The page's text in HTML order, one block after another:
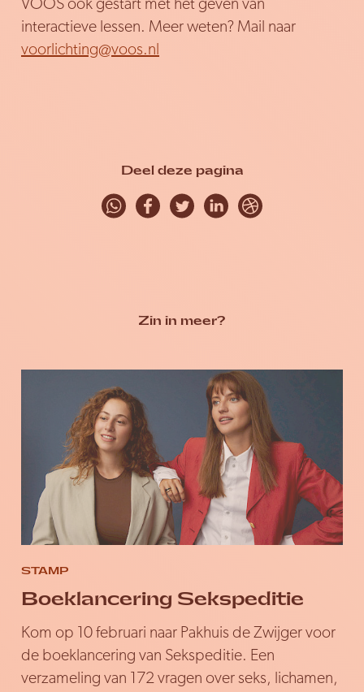
VOOS ook gestart met het geven van
interactieve lessen. Meer weten? Mail naar
voorlichting@voos.nl
Deel deze pagina
Zin in meer?
STAMP
Boeklancering Sekspeditie
Kom op 10 februari naar Pakhuis de Zwijger voor
de boeklancering van Sekspeditie. Een
verzameling van 172 vragen over seks, lichamen,